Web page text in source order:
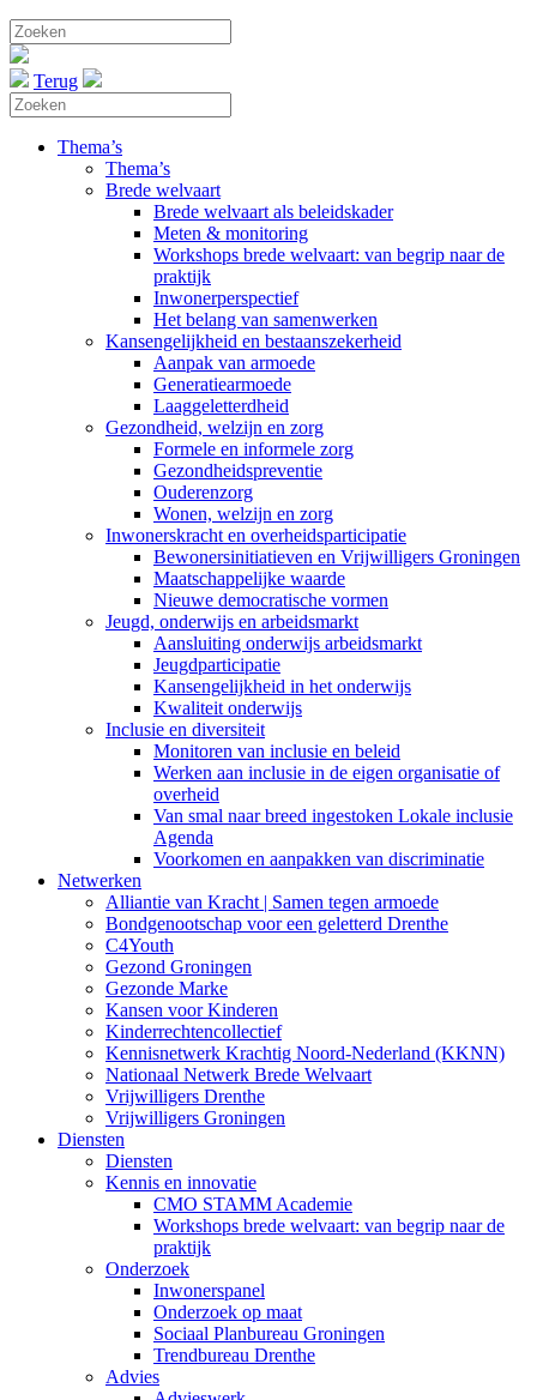
Terug
Thema’s
Thema’s
Brede welvaart
Brede welvaart als beleidskader
Meten & monitoring
Workshops brede welvaart: van begrip naar de
praktijk
Inwonerperspectief
Het belang van samenwerken
Kansengelijkheid en bestaanszekerheid
Aanpak van armoede
Generatiearmoede
Laaggeletterdheid
Gezondheid, welzijn en zorg
Formele en informele zorg
Gezondheidspreventie
Ouderenzorg
Wonen, welzijn en zorg
Inwonerskracht en overheidsparticipatie
Bewonersinitiatieven en Vrijwilligers Groningen
Maatschappelijke waarde
Nieuwe democratische vormen
Jeugd, onderwijs en arbeidsmarkt
Aansluiting onderwijs arbeidsmarkt
Jeugdparticipatie
Kansengelijkheid in het onderwijs
Kwaliteit onderwijs
Inclusie en diversiteit
Monitoren van inclusie en beleid
Werken aan inclusie in de eigen organisatie of
overheid
Van smal naar breed ingestoken Lokale inclusie
Agenda
Voorkomen en aanpakken van discriminatie
Netwerken
Alliantie van Kracht | Samen tegen armoede
Bondgenootschap voor een geletterd Drenthe
C4Youth
Gezond Groningen
Gezonde Marke
Kansen voor Kinderen
Kinderrechtencollectief
Kennisnetwerk Krachtig Noord-Nederland (KKNN)
Nationaal Netwerk Brede Welvaart
Vrijwilligers Drenthe
Vrijwilligers Groningen
Diensten
Diensten
Kennis en innovatie
CMO STAMM Academie
Workshops brede welvaart: van begrip naar de
praktijk
Onderzoek
Inwonerspanel
Onderzoek op maat
Sociaal Planbureau Groningen
Trendbureau Drenthe
Advies